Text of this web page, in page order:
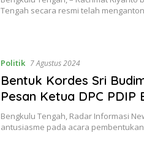
Tengah secara resmi telah
Politik 7 Agustus 2024
Bentuk Kordes Sri
Pesan Ketua DPC PDIP
Bengkulu Tengah, Radar Informasi
antusiasme pada acara